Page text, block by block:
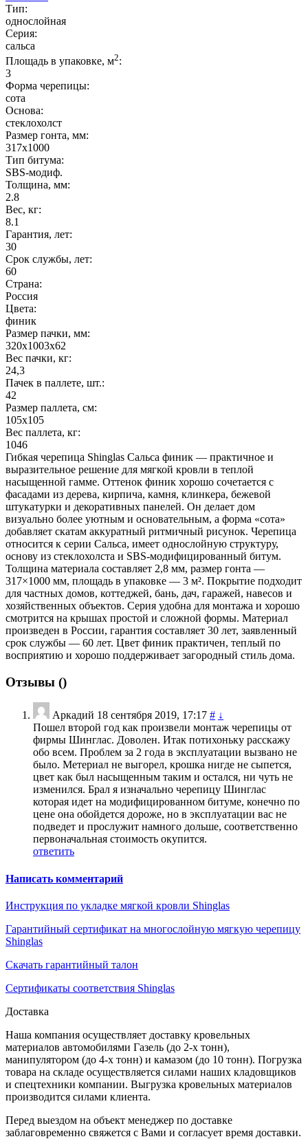
Тип:
однослойная
Серия:
сальса
Площадь в упаковке, м2:
3
Форма черепицы:
сота
Основа:
стеклохолст
Размер гонта, мм:
317x1000
Тип битума:
SBS-модиф.
Толщина, мм:
2.8
Вес, кг:
8.1
Гарантия, лет:
30
Срок службы, лет:
60
Страна:
Россия
Цвета:
финик
Размер пачки, мм:
320х1003х62
Вес пачки, кг:
24,3
Пачек в паллете, шт.:
42
Размер паллета, см:
105х105
Вес паллета, кг:
1046
Гибкая черепица Shinglas Сальса финик — практичное и
выразительное решение для мягкой кровли в теплой
насыщенной гамме. Оттенок финик хорошо сочетается с
фасадами из дерева, кирпича, камня, клинкера, бежевой
штукатурки и декоративных панелей. Он делает дом
визуально более уютным и основательным, а форма «сота»
добавляет скатам аккуратный ритмичный рисунок. Черепица
относится к серии Сальса, имеет однослойную структуру,
основу из стеклохолста и SBS-модифицированный битум.
Толщина материала составляет 2,8 мм, размер гонта —
317×1000 мм, площадь в упаковке — 3 м². Покрытие подходит
для частных домов, коттеджей, бань, дач, гаражей, навесов и
хозяйственных объектов. Серия удобна для монтажа и хорошо
смотрится на крышах простой и сложной формы. Материал
произведен в России, гарантия составляет 30 лет, заявленный
срок службы — 60 лет. Цвет финик практичен, теплый по
восприятию и хорошо поддерживает загородный стиль дома.
Отзывы ()
Аркадий 18 сентября 2019, 17:17 # ↓
Пошел второй год как произвели монтаж черепицы от
фирмы Шинглас. Доволен. Итак потихоньку расскажу
обо всем. Проблем за 2 года в эксплуатации вызвано не
было. Метериал не выгорел, крошка нигде не сыпется,
цвет как был насыщенным таким и остался, ни чуть не
изменился. Брал я изначально черепицу Шинглас
которая идет на модифицированном битуме, конечно по
цене она обойдется дороже, но в эксплуатации вас не
подведет и прослужит намного дольше, соответственно
первоначальная стоимость окупится.
ответить
Написать комментарий
Инструкция по укладке мягкой кровли Shinglas
Гарантийный сертификат на многослойную мягкую черепицу
Shinglas
Скачать гарантийный талон
Сертификаты соответствия Shinglas
Доставка
Наша компания осуществляет доставку кровельных
материалов автомобилями Газель (до 2-х тонн),
манипулятором (до 4-х тонн) и камазом (до 10 тонн). Погрузка
товара на складе осуществляется силами наших кладовщиков
и спецтехники компании. Выгрузка кровельных материалов
производится силами клиента.
Перед выездом на объект менеджер по доставке
заблаговременно свяжется с Вами и согласует время доставки.